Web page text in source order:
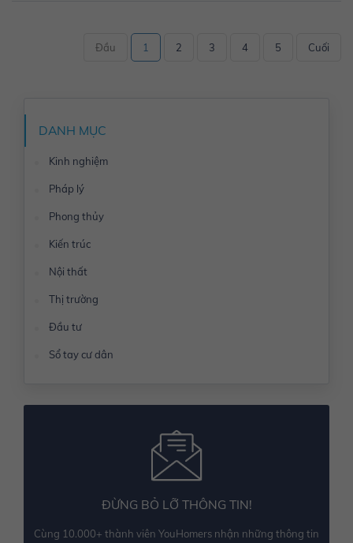
Đầu 1 2 3 4 5 Cuối
DANH MỤC
Kinh nghiệm
Pháp lý
Phong thủy
Kiến trúc
Nội thất
Thị trường
Đầu tư
Sổ tay cư dân
ĐỪNG BỎ LỠ THÔNG TIN!
Cùng 10.000+ thành viên YouHomers nhận những thông tin